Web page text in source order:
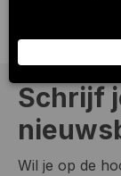
Schrijf
Wil je op de